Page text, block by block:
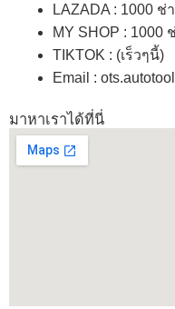
LAZADA : 1000 ช่
MY SHOP : 1000
TIKTOK : (เร็วๆนี้)
Email :
มาหาเราได้ที่นี่